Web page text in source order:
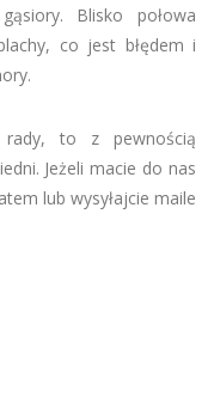
Blisko połowa
co jest błędem i
rady, to z pewnością
Jeżeli macie do nas
lub wysyłajcie maile